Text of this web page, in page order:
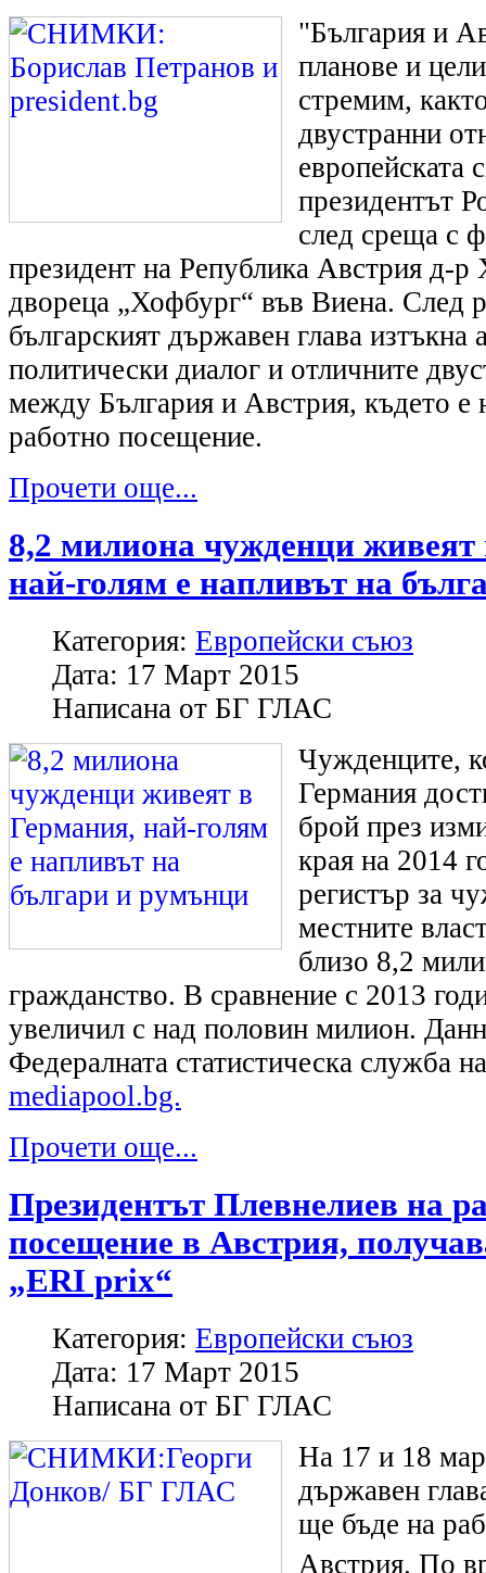
"България и
планове и
стремим,
двустранни
европейската
президентът
след среща с
президент на Република Австрия д-
двореца „Хофбург“ във Виена. След
българският държавен глава изтъкна
политически диалог и отличните
между България и Австрия, където е
работно посещение.
Прочети още...
8,2 милиона чужденци
най-голям е напливът на
Категория: Европейски съюз
Дата: 17 Март 2015
Написана от БГ ГЛАС
Чужденците,
Германия
брой през
края на 2014
регистър за
местните
близо 8,2
гражданство. В сравнение с 2013
увеличил с над половин милион.
Федералната статистическа служба
mediapool.bg.
Прочети още...
Президентът Плевнелиев на
посещение в Австрия,
„ERI prix“
Категория: Европейски съюз
Дата: 17 Март 2015
Написана от БГ ГЛАС
На 17 и 18
държавен
ще бъде на
Австрия. По